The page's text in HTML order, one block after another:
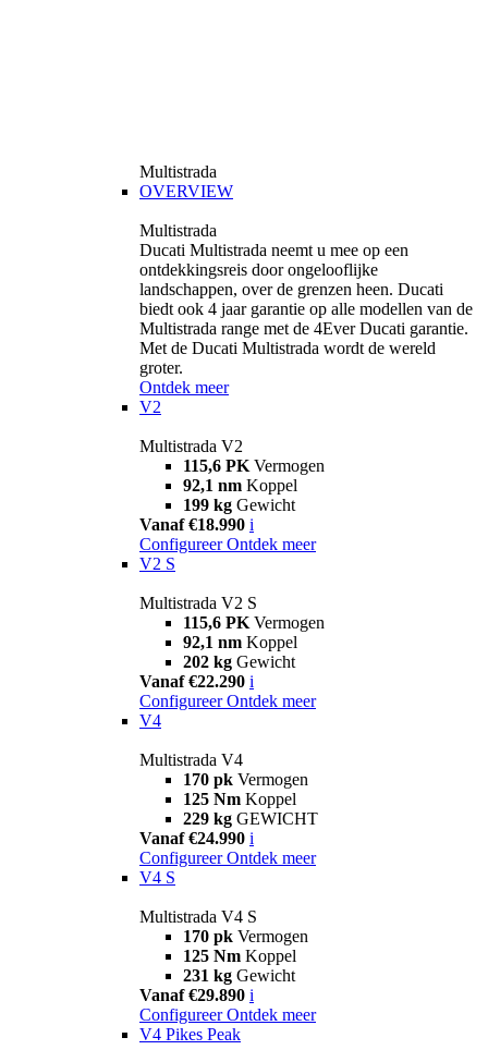
Multistrada
OVERVIEW
Multistrada
Ducati Multistrada neemt u mee op een
ontdekkingsreis door ongelooflijke
landschappen, over de grenzen heen. Ducati
biedt ook 4 jaar garantie op alle modellen van de
Multistrada range met de 4Ever Ducati garantie.
Met de Ducati Multistrada wordt de wereld
groter.
Ontdek meer
V2
Multistrada V2
115,6 PK Vermogen
92,1 nm Koppel
199 kg Gewicht
Vanaf €18.990 i
Configureer Ontdek meer
V2 S
Multistrada V2 S
115,6 PK Vermogen
92,1 nm Koppel
202 kg Gewicht
Vanaf €22.290 i
Configureer Ontdek meer
V4
Multistrada V4
170 pk Vermogen
125 Nm Koppel
229 kg GEWICHT
Vanaf €24.990 i
Configureer Ontdek meer
V4 S
Multistrada V4 S
170 pk Vermogen
125 Nm Koppel
231 kg Gewicht
Vanaf €29.890 i
Configureer Ontdek meer
V4 Pikes Peak